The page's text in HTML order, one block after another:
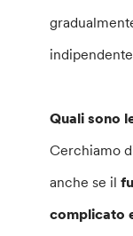
Quali sono
Cerchiamo
anche se il
complicato